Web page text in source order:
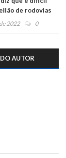
de rodovias
poderia ser de
2022 0
AUTOR